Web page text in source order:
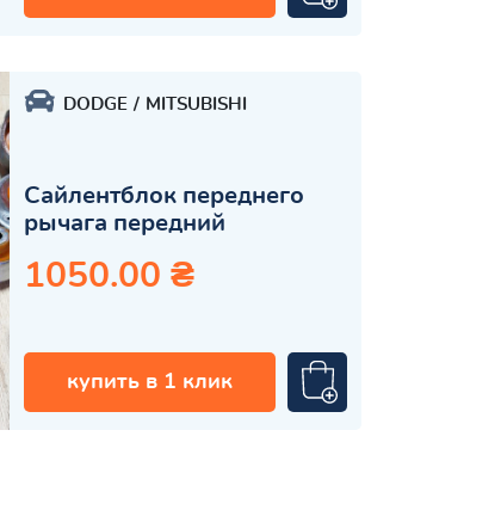
DODGE MITSUBISHI
Сайлентблок переднего
рычага передний
1050.00 ₴
купить в 1 клик